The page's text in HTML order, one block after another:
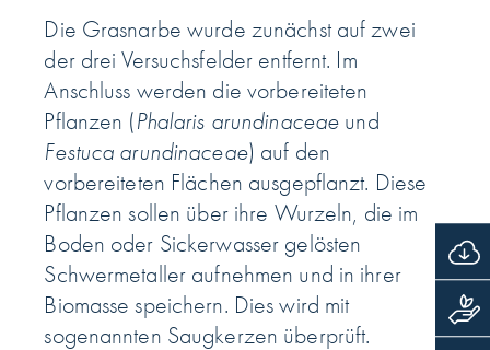
Die Grasnarbe wurde zunächst auf zwei
der drei Versuchsfelder entfernt. Im
Anschluss werden die vorbereiteten
Pflanzen (Phalaris arundinaceae und
Festuca arundinaceae) auf den
vorbereiteten Flächen ausgepflanzt. Diese
Pflanzen sollen über ihre Wurzeln, die im
Boden oder Sickerwasser gelösten
Schwermetaller aufnehmen und in ihrer
Biomasse speichern. Dies wird mit
sogenannten Saugkerzen überprüft.